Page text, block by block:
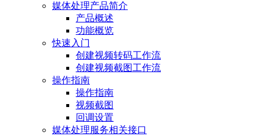
媒体处理产品简介
产品概述
功能概览
快速入门
创建视频转码工作流
创建视频截图工作流
操作指南
操作指南
视频截图
回调设置
媒体处理服务相关接口